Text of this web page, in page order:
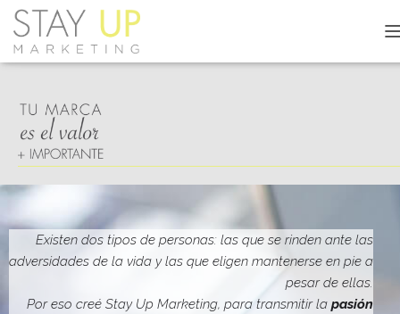
A
M
D
E
N
A
V
Existen dos tipos de personas: las que se rinden ante las
adversidades de la vida y las que eligen mantenerse en pie a
pesar de ellas.
Por eso creé Stay Up Marketing, para transmitir la pasión